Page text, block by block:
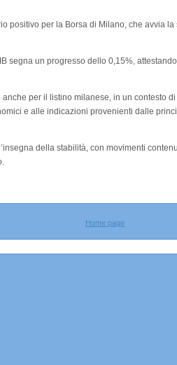
positivo per la Borsa di Milano, che avvia
segna un progresso dello 0,15%,
per il listino milanese, in un contesto
e alle indicazioni provenienti dalle
della stabilità, con movimenti
Home page